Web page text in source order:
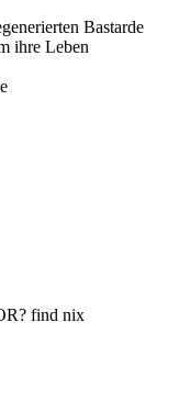
Bastarde
ihre Leben
find nix